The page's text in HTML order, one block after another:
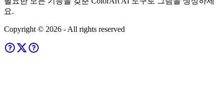
요.
Copyright © 2026 - All rights reserved